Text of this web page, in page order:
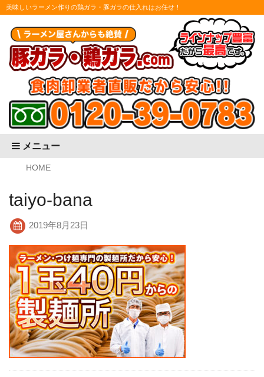
美味しいラーメン作りの鶏ガラ・豚ガラの仕入れはお任せ！
メニュー
HOME
taiyo-bana
2019年8月23日